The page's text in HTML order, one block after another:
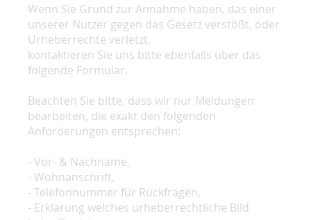
Wenn Sie Grund zur Annahme haben, das einer
unserer Nutzer gegen das Gesetz verstößt, oder
Urheberrechte verletzt,
kontaktieren Sie uns bitte ebenfalls über das
folgende Formular.
Beachten Sie bitte, dass wir nur Meldungen
bearbeiten, die exakt den folgenden
Anforderungen entsprechen:
- Vor- & Nachname,
- Wohnanschrift,
- Telefonnummer für Rückfragen,
- Erklärung welches urheberrechtliche Bild